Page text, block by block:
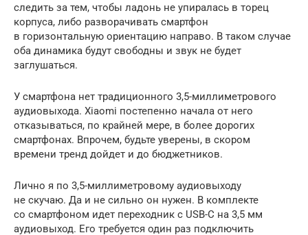
следить за тем, чтобы ладонь не упиралась в торец
корпуса, либо разворачивать смартфон
в горизонтальную ориентацию направо. В таком случае
оба динамика будут свободны и звук не будет
заглушаться.
У смартфона нет традиционного 3,5-миллиметрового
аудиовыхода. Xiaomi постепенно начала от него
отказываться, по крайней мере, в более дорогих
смартфонах. Впрочем, будьте уверены, в скором
времени тренд дойдет и до бюджетников.
Лично я по 3,5-миллиметровому аудиовыходу
не скучаю. Да и не сильно он нужен. В комплекте
со смартфоном идет переходник с USB-C на 3,5 мм
аудиовыход. Его требуется один раз подключить